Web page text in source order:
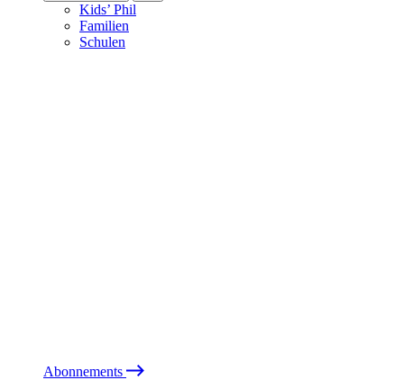
Kids’ Phil
Familien
Schulen
Abonnements